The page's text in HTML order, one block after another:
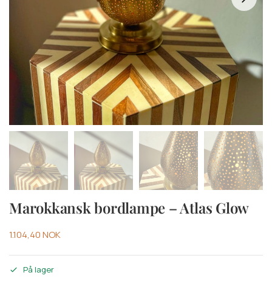
Marokkansk bordlampe – Atlas Glow
1.104,40NOK
På lager